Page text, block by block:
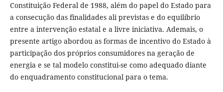
Constituição Federal de 1988, além do papel do Estado para
a consecução das finalidades ali previstas e do equilíbrio
entre a intervenção estatal e a livre iniciativa. Ademais, o
presente artigo abordou as formas de incentivo do Estado à
participação dos próprios consumidores na geração de
energia e se tal modelo constitui-se como adequado diante
do enquadramento constitucional para o tema.